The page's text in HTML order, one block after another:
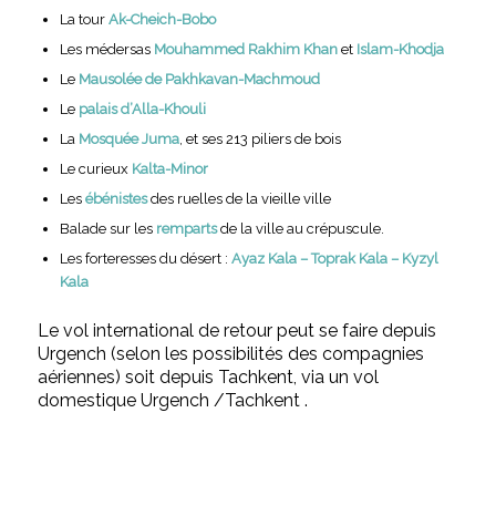
La tourAk-Cheich-Bobo
Les médersas Mouhammed Rakhim Khan et Islam-Khodja
Le Mausolée de Pakhkavan-Machmoud
Lepalais d’Alla-Khouli
La Mosquée Juma, et ses 213 piliers de bois
Le curieux Kalta-Minor
Les ébénistesdes ruelles de la vieille ville
Balade sur les rempartsde la ville au crépuscule.
Les forteresses du désert : Ayaz Kala – Toprak Kala – Kyzyl
Kala
Le vol international de retour peut se faire depuis
Urgench (selon les possibilités des compagnies
aériennes) soit depuis Tachkent, via un vol
domestique Urgench /Tachkent .